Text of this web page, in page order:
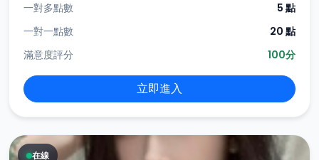
一對多點數
5 點
一對一點數
20 點
滿意度評分
100分
立即進入
在線